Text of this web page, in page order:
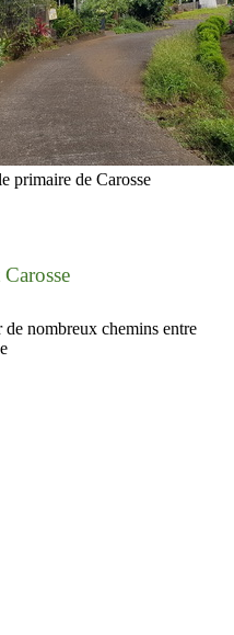
primaire de Carosse
nombreux chemins entre